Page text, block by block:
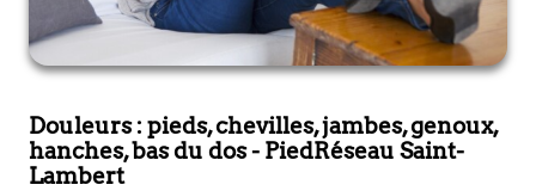
Douleurs : pieds, chevilles, jambes, genoux,
hanches, bas du dos- PiedRéseau Saint-
Lambert